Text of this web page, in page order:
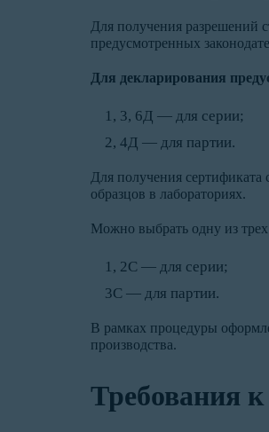
Для получения разрешений
предусмотренных
Для декларирования
1, 3, 6Д — для серии;
2, 4Д — для партии.
Для получения сертификата
образцов в лабораториях.
Можно выбрать одну из
1, 2С — для серии;
3С — для партии.
В рамках процедуры
производства.
Требования